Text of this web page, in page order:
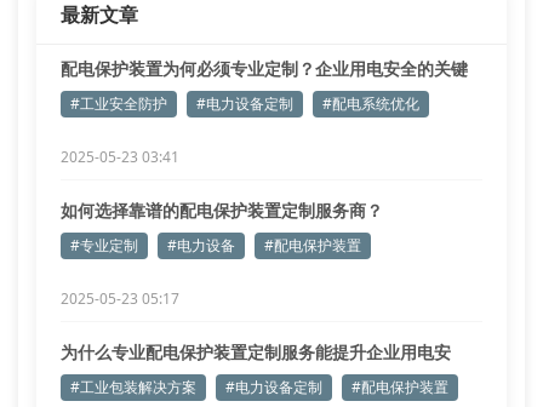
最新文章
配电保护装置为何必须专业定制？企业用电安全的关键
抉择
#工业安全防护 #电力设备定制 #配电系统优化
2025-05-23 03:41
如何选择靠谱的配电保护装置定制服务商？
#专业定制 #电力设备 #配电保护装置
2025-05-23 05:17
为什么专业配电保护装置定制服务能提升企业用电安
全？
#工业包装解决方案 #电力设备定制 #配电保护装置